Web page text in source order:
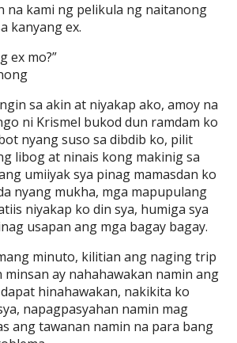
na kami ng pelikula ng naitanong
kanyang ex.
ex mo?”
sa akin at niyakap ako, amoy na
ni Krismel bukod dun ramdam ko
nyang suso sa dibdib ko, pilit
libog at ninais kong makinig sa
umiiyak sya pinag mamasdan ko
nyang mukha, mga mapupulang
niyakap ko din sya, humiga sya
usapan ang mga bagay bagay.
minuto, kilitian ang naging trip
minsan ay nahahawakan namin ang
hinahawakan, nakikita ko
napagpasyahan namin mag
ang tawanan namin na para bang